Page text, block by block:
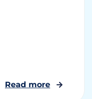
Read more